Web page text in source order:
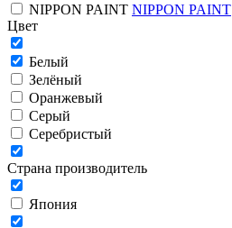
NIPPON PAINT NIPPON PAINT
Цвет
Белый
Зелёный
Оранжевый
Серый
Серебристый
Страна производитель
Япония